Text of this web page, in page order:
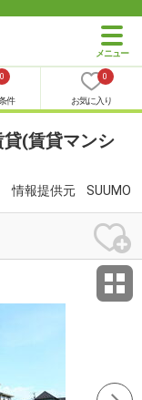
0
件
0
お気に入り
(賃貸マンシ
情報提供元 SUUMO